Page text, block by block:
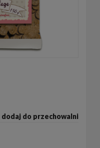
dodaj do przechowalni